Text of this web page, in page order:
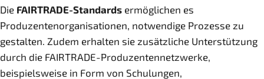
Die FAIRTRADE-Standards ermöglichen es
Produzentenorganisationen, notwendige Prozesse zu
gestalten. Zudem erhalten sie zusätzliche Unterstützung
durch die FAIRTRADE-Produzentennetzwerke,
beispielsweise in Form von Schulungen,